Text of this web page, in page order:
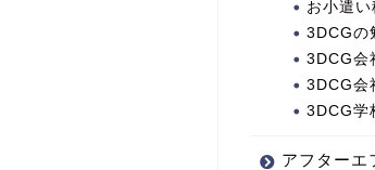
お小遣い
3DCGの
3DCG会
3DCG会
3DCG学
アフターエ